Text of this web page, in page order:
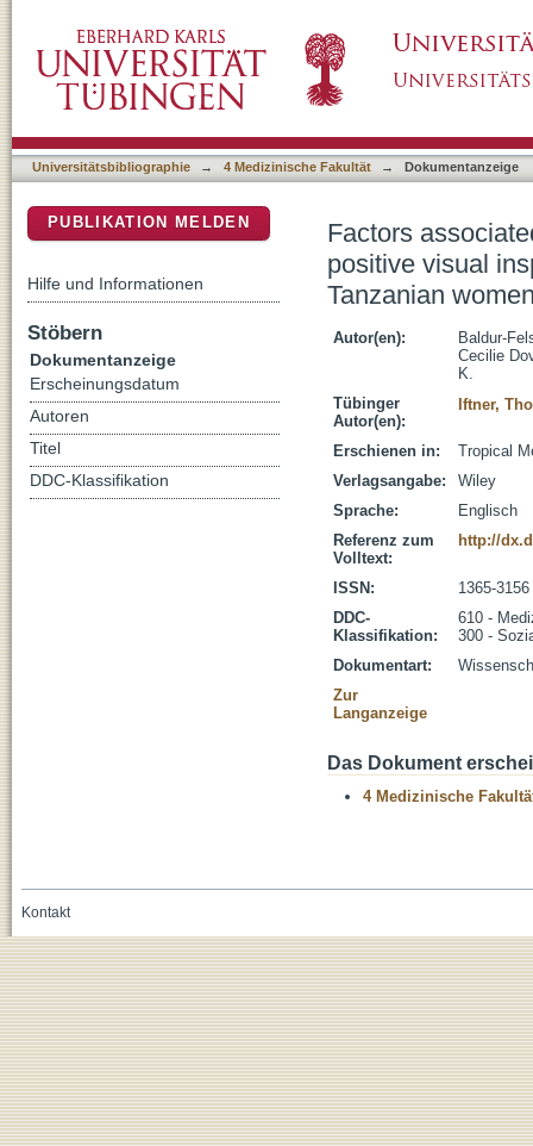
acetic acid among more than 3300
Universitätsbibliographie → 4 Medizinische Fakultät → Dokumentanzeige
Factors
positive visual
Tanzanian
Autor(en):
Baldur-
Cecilie
K.
Tübinger
Autor(en):
Iftner,
Erschienen in:
Tropical
Verlagsangabe:
Wiley
Sprache:
Englisch
Referenz zum
Volltext:
http://
ISSN:
1365-3156
DDC-
Klassifikation:
610 -
300 -
Dokumentart:
Zur
Langanzeige
Das Dokument
4 Medizinische
PUBLIKATION MELDEN
Hilfe und Informationen
Stöbern
Dokumentanzeige
Erscheinungsdatum
Autoren
Titel
DDC-Klassifikation
Kontakt